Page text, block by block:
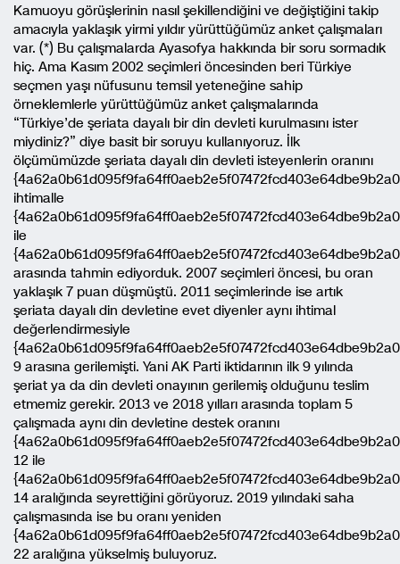
Kamuoyu görüşlerinin nasıl şekillendiğini ve değiştiğini takip
amacıyla yaklaşık yirmi yıldır yürüttüğümüz anket çalışmaları
var. (*) Bu çalışmalarda Ayasofya hakkında bir soru sormadık
hiç. Ama Kasım 2002 seçimleri öncesinden beri Türkiye
seçmen yaşı nüfusunu temsil yeteneğine sahip
örneklemlerle yürüttüğümüz anket çalışmalarında
“Türkiye’de şeriata dayalı bir din devleti kurulmasını ister
miydiniz?” diye basit bir soruyu kullanıyoruz. İlk
ölçümümüzde şeriata dayalı din devleti isteyenlerin oranını
ihtimalle
ile
arasında tahmin ediyorduk. 2007 seçimleri öncesi, bu oran
yaklaşık 7 puan düşmüştü. 2011 seçimlerinde ise artık
şeriata dayalı din devletine evet diyenler aynı ihtimal
değerlendirmesiyle
9 arasına gerilemişti. Yani AK Parti iktidarının ilk 9 yılında
şeriat ya da din devleti onayının gerilemiş olduğunu teslim
etmemiz gerekir. 2013 ve 2018 yılları arasında toplam 5
çalışmada aynı din devletine destek oranını
12 ile
14 aralığında seyrettiğini görüyoruz. 2019 yılındaki saha
çalışmasında ise bu oranı yeniden
22 aralığına yükselmiş buluyoruz.